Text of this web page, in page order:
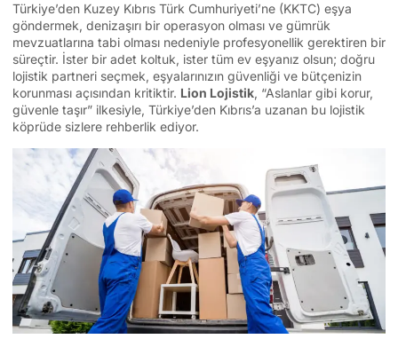
Türkiye’den Kuzey Kıbrıs Türk Cumhuriyeti’ne (KKTC) eşya
göndermek, denizaşırı bir operasyon olması ve gümrük
mevzuatlarına tabi olması nedeniyle profesyonellik gerektiren bir
süreçtir. İster bir adet koltuk, ister tüm ev eşyanız olsun; doğru
lojistik partneri seçmek, eşyalarınızın güvenliği ve bütçenizin
korunması açısından kritiktir. Lion Lojistik, “Aslanlar gibi korur,
güvenle taşır” ilkesiyle, Türkiye’den Kıbrıs’a uzanan bu lojistik
köprüde sizlere rehberlik ediyor.